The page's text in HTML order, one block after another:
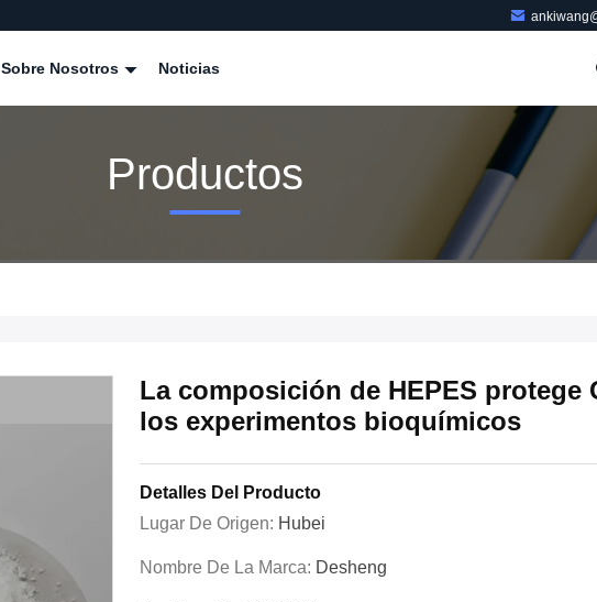
Sobre Nosotros Noticias
Productos
La composición de HEPES protege
los experimentos bioquímicos
Detalles Del Producto
Lugar De Origen: Hubei
Nombre De La Marca: Desheng